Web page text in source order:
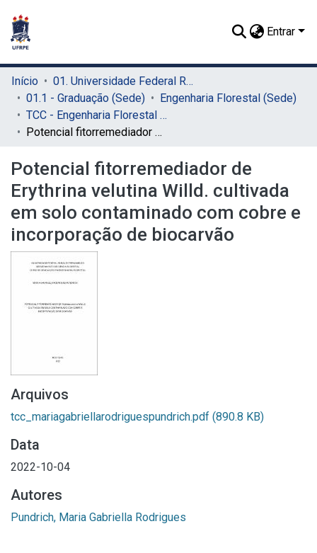
Entrar
Início
01. Universidade Federal Rural de Pernambuco - UFRPE (Sede)
01.1 - Graduação (Sede)
Engenharia Florestal (Sede)
TCC - Engenharia Florestal (Sede)
Potencial fitorremediador de Erythrina velutina Willd. cultivada em solo contaminado com cobre e incorporação de biocarvão
Potencial fitorremediador de
Erythrina velutina Willd. cultivada
em solo contaminado com cobre e
incorporação de biocarvão
Arquivos
tcc_mariagabriellarodriguespundrich.pdf (890.8 KB)
Data
2022-10-04
Autores
Pundrich, Maria Gabriella Rodrigues